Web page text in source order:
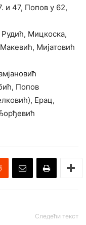
и 47, Попов у 62,
Мицкоска,
Мијатовић
Попов
Ерац,
Следећи текст